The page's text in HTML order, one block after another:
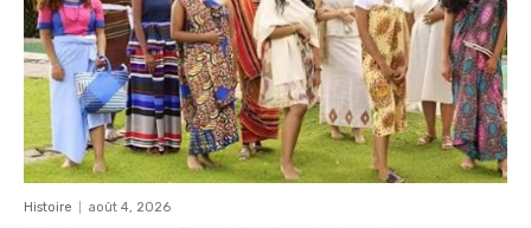
Histoire août 4, 2026